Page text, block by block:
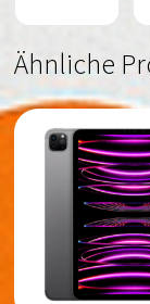
Ähnliche